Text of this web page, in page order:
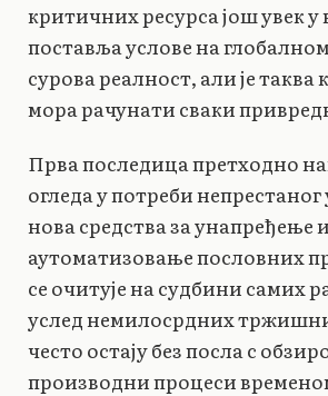
критичних ресурса још увек у
поставља услове на
сурова реалност, али је таква
мора рачунати сваки
Прва последица претходно
огледа у потреби непрестаног
нова средства за унапређење и
аутоматизовање пословних
се очитује на судбини самих
услед немилосрдних
често остају без посла с
производни процеси